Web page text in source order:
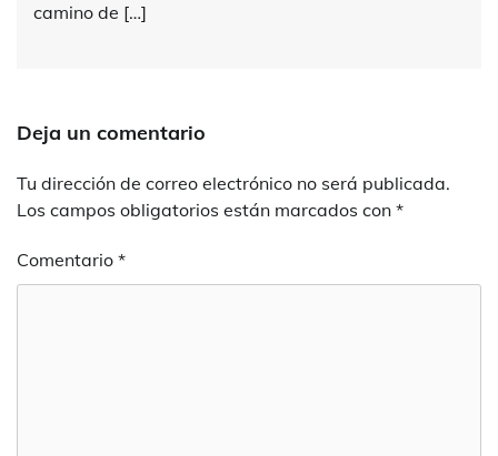
camino de […]
Deja un comentario
Tu dirección de correo electrónico no será publicada.
Los campos obligatorios están marcados con *
Comentario *